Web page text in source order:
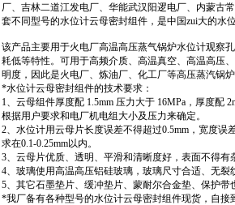
厂、吉林二道江发电厂、华能武汉阳逻电厂、内蒙古
套不同型号的水位计云母密封组件，是中国zui大的水
该产品主要用于火电厂高温高压蒸气锅炉水位计观察
耗低等特性。可用于高频介质、高温真空、高温高压
明度，因此是火电厂、炼油厂、化工厂等高压蒸汽锅
*水位计云母密封组件的技术要求：
1、云母组件厚度配 1.5mm 压力大于 16MPa，厚度配
根据用户要求和电厂机电组大小及压力来确定。
2、水位计用云母片长度误差不得超过0.5mm，宽度误
求在0.1-0.25mm以内。
3、云母片优质、透明、平滑和清晰度好，表面不得有
4、玻璃使用高温高压铝硅玻璃，玻璃尺寸合适、无裂
5、其它石墨垫片、缓冲垫片、蒙耐尔合金垫、保护带
*我厂备有各种型号的水位计云母密封组件现货，自